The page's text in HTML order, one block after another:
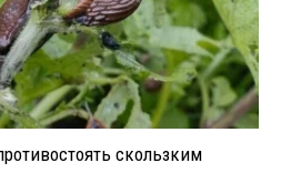
скользким